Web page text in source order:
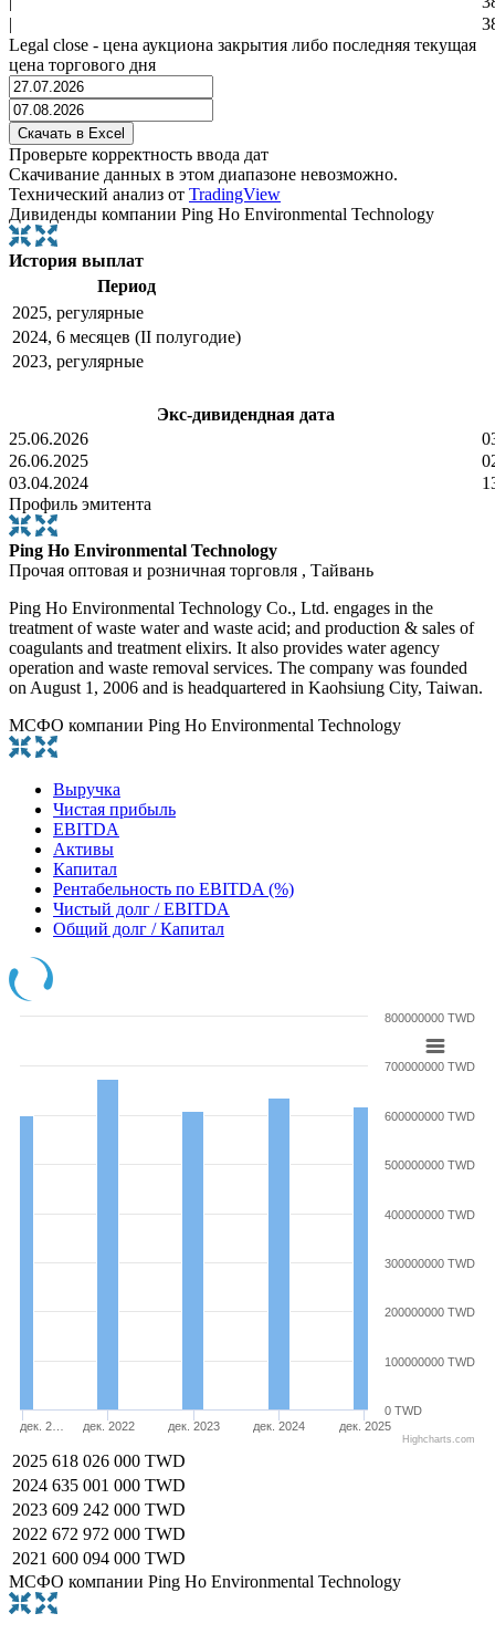
|
Legal close - цена аукциона закрытия либо последняя текущая
цена торгового дня
Проверьте корректность ввода дат
Скачивание данных в этом диапазоне невозможно.
Технический анализ от TradingView
Дивиденды компании Ping Ho Environmental Technology
История выплат
Период
2025, регулярные
2024, 6 месяцев (II полугодие)
2023, регулярные
Экс-дивидендная дата
25.06.2026
26.06.2025
03.04.2024
Профиль эмитента
Ping Ho Environmental Technology
Прочая оптовая и розничная торговля , Тайвань
Ping Ho Environmental Technology Co., Ltd. engages in the
treatment of waste water and waste acid; and production & sales of
coagulants and treatment elixirs. It also provides water agency
operation and waste removal services. The company was founded
on August 1, 2006 and is headquartered in Kaohsiung City, Taiwan.
МСФО компании Ping Ho Environmental Technology
Выручка
Чистая прибыль
EBITDA
Активы
Капитал
Рентабельность по EBITDA (%)
Чистый долг / EBITDA
Общий долг / Капитал
дек. 2… дек. 2022 дек. 2023 дек. 2024 дек. 2025
0 TWD
100000000 TWD
200000000 TWD
300000000 TWD
400000000 TWD
500000000 TWD
600000000 TWD
700000000 TWD
800000000 TWD
Highcharts.com
2025 618 026 000 TWD
2024 635 001 000 TWD
2023 609 242 000 TWD
2022 672 972 000 TWD
2021 600 094 000 TWD
МСФО компании Ping Ho Environmental Technology